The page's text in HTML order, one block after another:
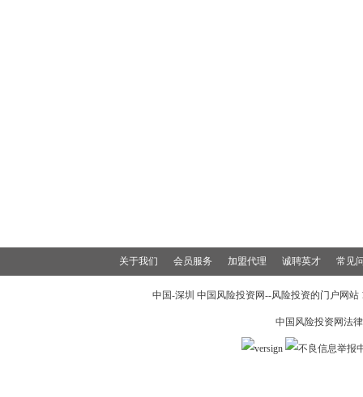
关于我们 会员服务 加盟代理 诚聘英才 常见
中国-深圳 中国风险投资网--风险投资的门户网
中国风险投资网法